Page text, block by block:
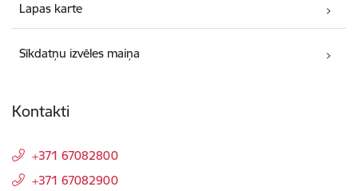
Lapas karte
Sīkdatņu izvēles maiņa
Kontakti
+371 67082800
+371 67082900